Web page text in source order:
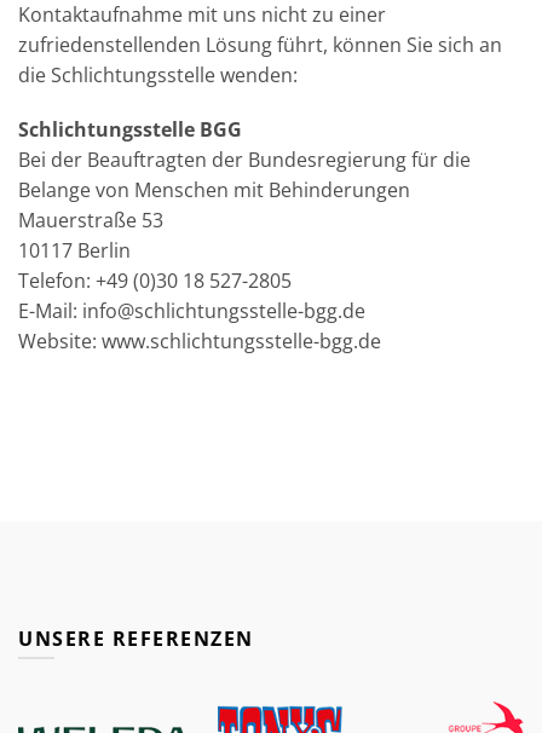
Kontaktaufnahme mit uns nicht zu einer
zufriedenstellenden Lösung führt, können Sie sich an
die Schlichtungsstelle wenden:
Schlichtungsstelle BGG
Bei der Beauftragten der Bundesregierung für die
Belange von Menschen mit Behinderungen
Mauerstraße 53
10117 Berlin
Telefon: +49 (0)30 18 527-2805
E-Mail: info@schlichtungsstelle-bgg.de
Website: www.schlichtungsstelle-bgg.de
UNSERE REFERENZEN